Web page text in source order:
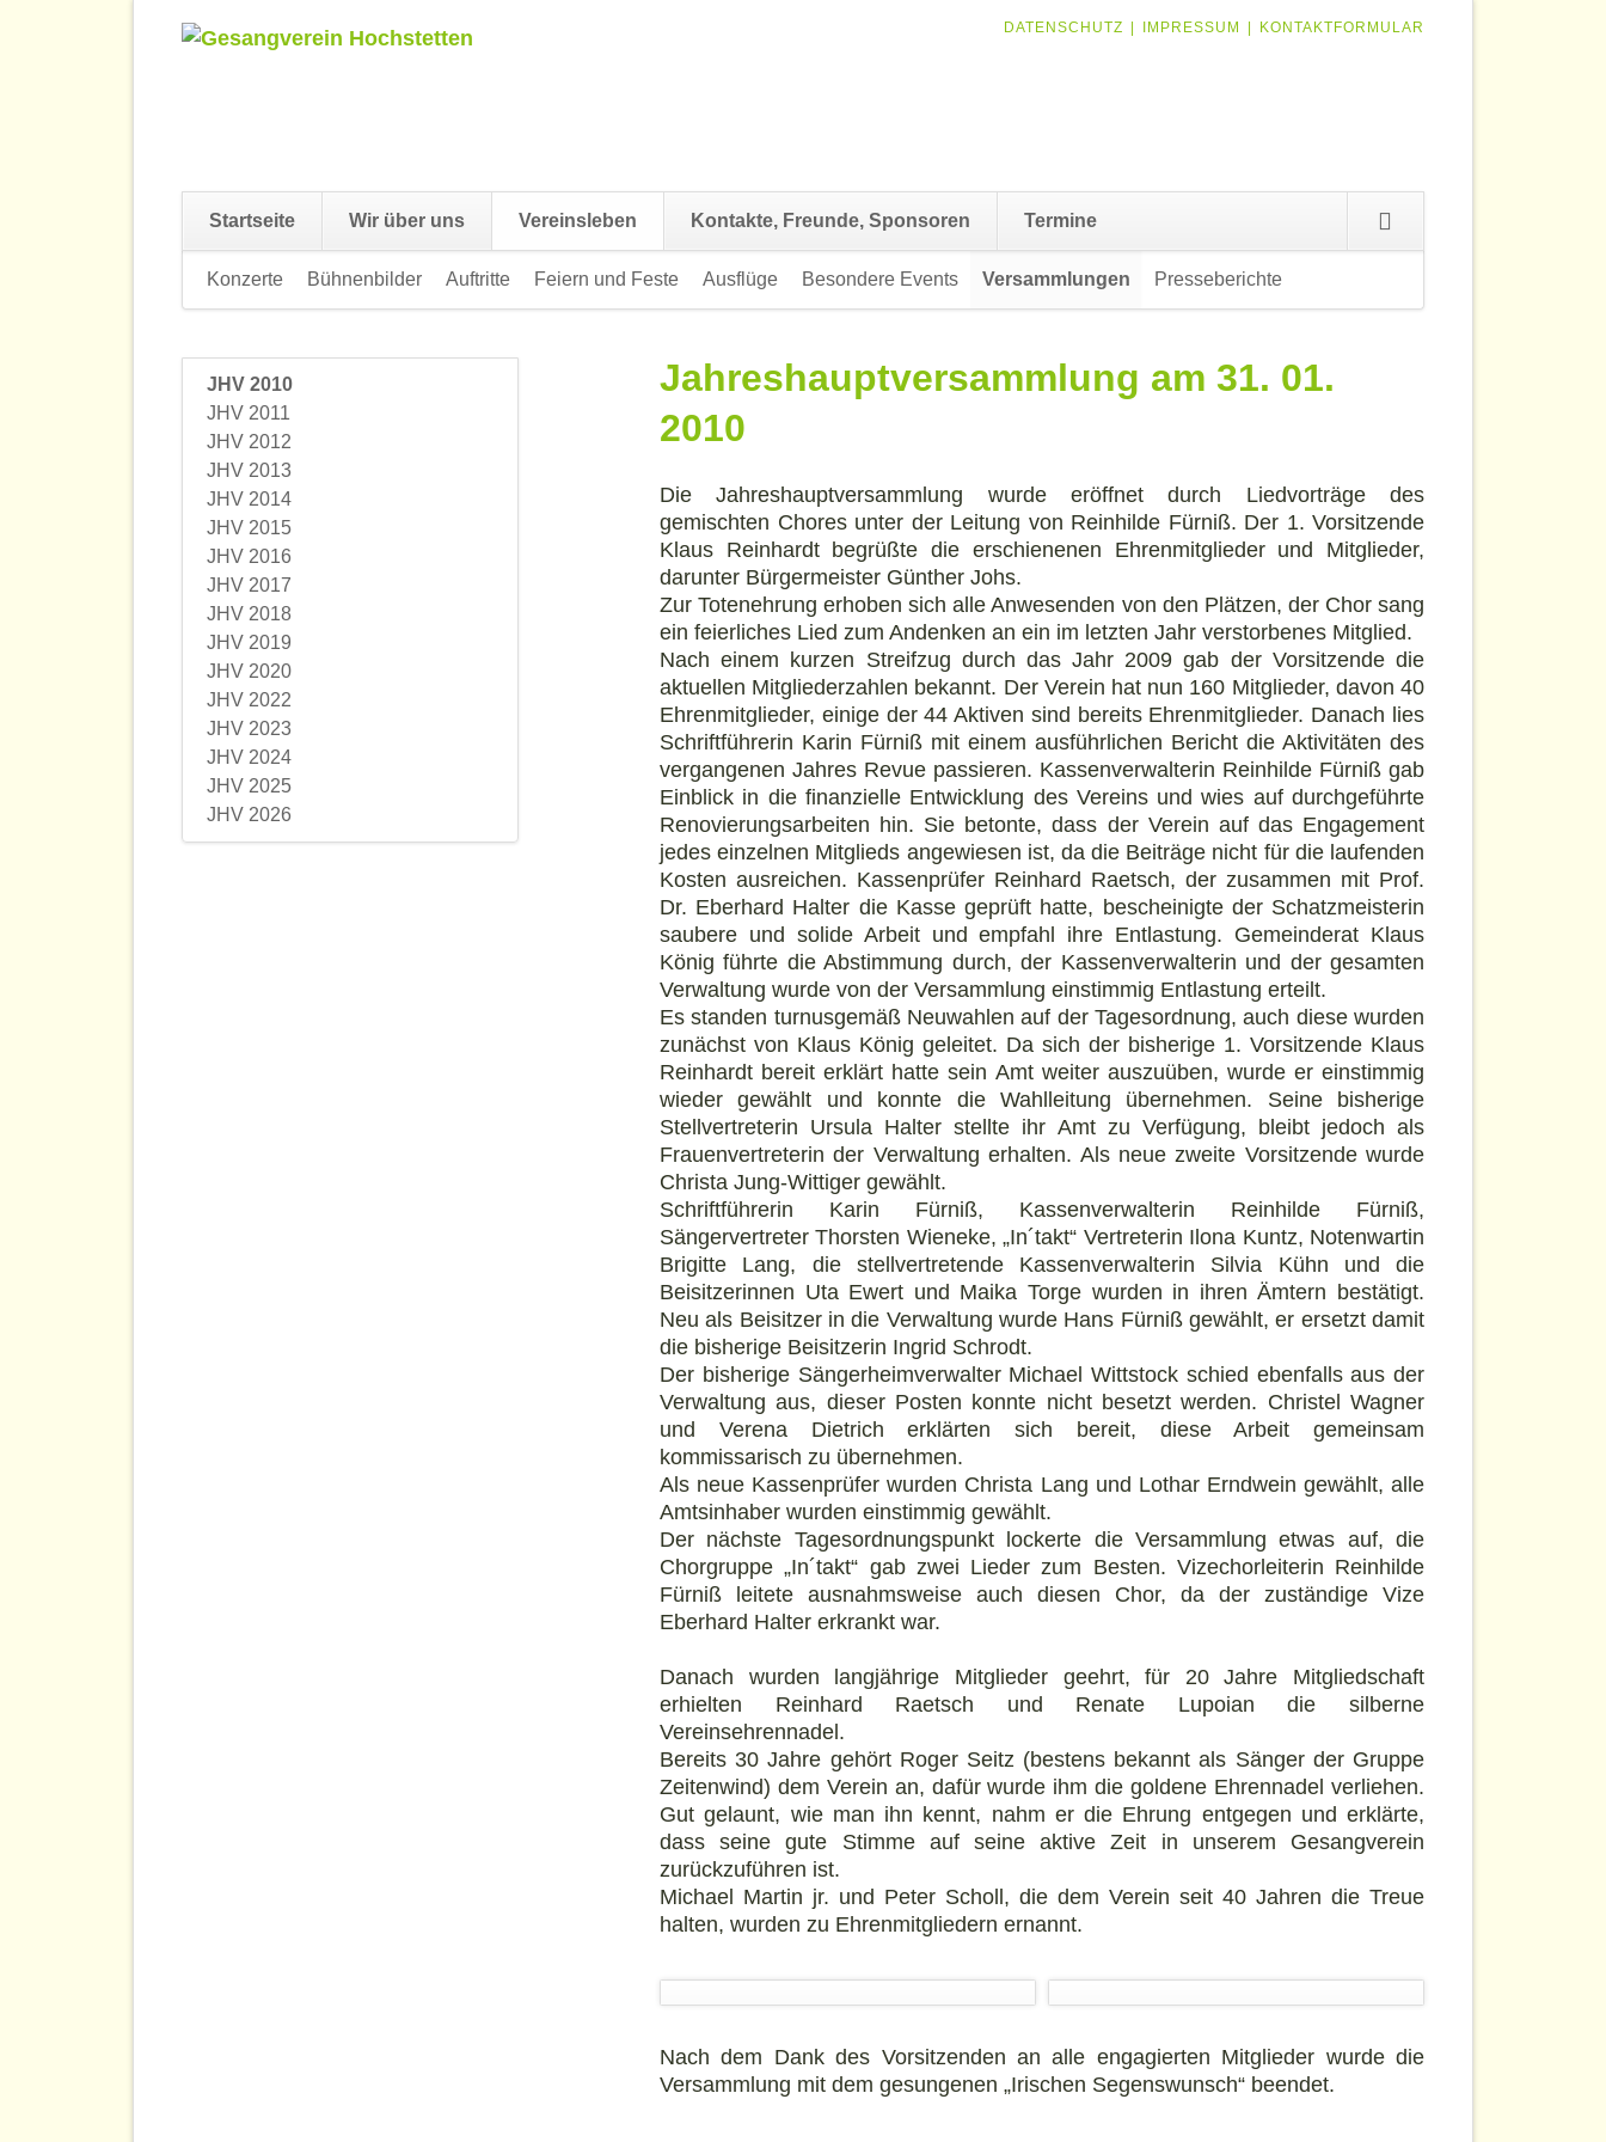
NAVIGATION
DATENSCHUTZ IMPRESSUM KONTAKTFORMULAR
überspringen
Startseite Wir über uns Vereinsleben Kontakte, Freunde, Sponsoren Termine
überspringen
Konzerte Bühnenbilder Auftritte Feiern und Feste Ausflüge Besondere Events Versammlungen Presseberichte
Jahreshauptversammlung am 31. 01.
2010
Die Jahreshauptversammlung wurde eröffnet durch Liedvorträge des
gemischten Chores unter der Leitung von Reinhilde Fürniß. Der 1. Vorsitzende
Klaus Reinhardt begrüßte die erschienenen Ehrenmitglieder und Mitglieder,
darunter Bürgermeister Günther Johs.
Zur Totenehrung erhoben sich alle Anwesenden von den Plätzen, der Chor sang
ein feierliches Lied zum Andenken an ein im letzten Jahr verstorbenes Mitglied.
Nach einem kurzen Streifzug durch das Jahr 2009 gab der Vorsitzende die
aktuellen Mitgliederzahlen bekannt. Der Verein hat nun 160 Mitglieder, davon 40
Ehrenmitglieder, einige der 44 Aktiven sind bereits Ehrenmitglieder. Danach lies
Schriftführerin Karin Fürniß mit einem ausführlichen Bericht die Aktivitäten des
vergangenen Jahres Revue passieren. Kassenverwalterin Reinhilde Fürniß gab
Einblick in die finanzielle Entwicklung des Vereins und wies auf durchgeführte
Renovierungsarbeiten hin. Sie betonte, dass der Verein auf das Engagement
jedes einzelnen Mitglieds angewiesen ist, da die Beiträge nicht für die laufenden
Kosten ausreichen. Kassenprüfer Reinhard Raetsch, der zusammen mit Prof.
Dr. Eberhard Halter die Kasse geprüft hatte, bescheinigte der Schatzmeisterin
saubere und solide Arbeit und empfahl ihre Entlastung. Gemeinderat Klaus
König führte die Abstimmung durch, der Kassenverwalterin und der gesamten
Verwaltung wurde von der Versammlung einstimmig Entlastung erteilt.
Es standen turnusgemäß Neuwahlen auf der Tagesordnung, auch diese wurden
zunächst von Klaus König geleitet. Da sich der bisherige 1. Vorsitzende Klaus
Reinhardt bereit erklärt hatte sein Amt weiter auszuüben, wurde er einstimmig
wieder gewählt und konnte die Wahlleitung übernehmen. Seine bisherige
Stellvertreterin Ursula Halter stellte ihr Amt zu Verfügung, bleibt jedoch als
Frauenvertreterin der Verwaltung erhalten. Als neue zweite Vorsitzende wurde
Christa Jung-Wittiger gewählt.
Schriftführerin Karin Fürniß, Kassenverwalterin Reinhilde Fürniß,
Sängervertreter Thorsten Wieneke, „In´takt“ Vertreterin Ilona Kuntz, Notenwartin
Brigitte Lang, die stellvertretende Kassenverwalterin Silvia Kühn und die
Beisitzerinnen Uta Ewert und Maika Torge wurden in ihren Ämtern bestätigt.
Neu als Beisitzer in die Verwaltung wurde Hans Fürniß gewählt, er ersetzt damit
die bisherige Beisitzerin Ingrid Schrodt.
Der bisherige Sängerheimverwalter Michael Wittstock schied ebenfalls aus der
Verwaltung aus, dieser Posten konnte nicht besetzt werden. Christel Wagner
und Verena Dietrich erklärten sich bereit, diese Arbeit gemeinsam
kommissarisch zu übernehmen.
Als neue Kassenprüfer wurden Christa Lang und Lothar Erndwein gewählt, alle
Amtsinhaber wurden einstimmig gewählt.
Der nächste Tagesordnungspunkt lockerte die Versammlung etwas auf, die
Chorgruppe „In´takt“ gab zwei Lieder zum Besten. Vizechorleiterin Reinhilde
Fürniß leitete ausnahmsweise auch diesen Chor, da der zuständige Vize
Eberhard Halter erkrankt war.
Danach wurden langjährige Mitglieder geehrt, für 20 Jahre Mitgliedschaft
erhielten Reinhard Raetsch und Renate Lupoian die silberne
Vereinsehrennadel.
Bereits 30 Jahre gehört Roger Seitz (bestens bekannt als Sänger der Gruppe
Zeitenwind) dem Verein an, dafür wurde ihm die goldene Ehrennadel verliehen.
Gut gelaunt, wie man ihn kennt, nahm er die Ehrung entgegen und erklärte,
dass seine gute Stimme auf seine aktive Zeit in unserem Gesangverein
zurückzuführen ist.
Michael Martin jr. und Peter Scholl, die dem Verein seit 40 Jahren die Treue
halten, wurden zu Ehrenmitgliedern ernannt.
Nach dem Dank des Vorsitzenden an alle engagierten Mitglieder wurde die
Versammlung mit dem gesungenen „Irischen Segenswunsch“ beendet.
JHV 2010
JHV 2011
JHV 2012
JHV 2013
JHV 2014
JHV 2015
JHV 2016
JHV 2017
JHV 2018
JHV 2019
JHV 2020
JHV 2022
JHV 2023
JHV 2024
JHV 2025
JHV 2026